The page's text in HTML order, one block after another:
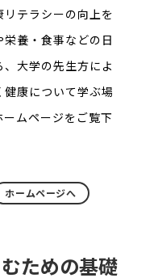
テラシーの向上を
養・食事などの日
大学の先生方によ
康について学ぶ場
ムページをご覧下
ホームページへ
ための基礎